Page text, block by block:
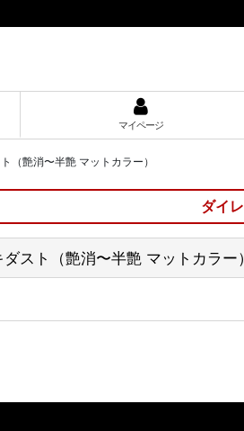
マイページ
（艶消〜半艶 マットカラー）
ダイ
スト（艶消〜半艶 マットカラー）